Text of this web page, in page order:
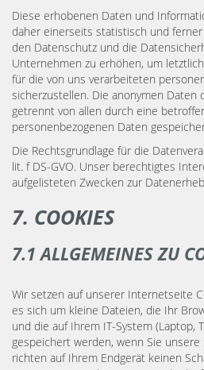
Diese erhobenen Daten und
daher einerseits statistisch und
den Datenschutz und die
Unternehmen zu erhöhen, um
für die von uns verarbeiteten
sicherzustellen. Die anonymen Daten
getrennt von allen durch eine
personenbezogenen Daten
Die Rechtsgrundlage für die
lit. f DS-GVO. Unser berechtigtes
aufgelisteten Zwecken zur
7. COOKIES
7.1 ALLGEMEINES ZU
Wir setzen auf unserer Internetseite
es sich um kleine Dateien, die Ihr
und die auf Ihrem IT-System (Laptop,
gespeichert werden, wenn Sie
richten auf Ihrem Endgerät keinen